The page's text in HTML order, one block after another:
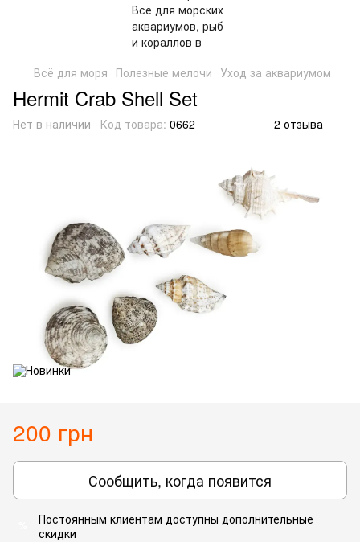
Всё для моря Полезные мелочи Уход за аквариумом
Hermit Crab Shell Set
Нет в наличии Код товара: 0662 2 отзыва
200 грн
Сообщить, когда появится
Постоянным клиентам доступны дополнительные
скидки